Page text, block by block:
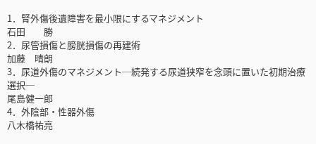
1．腎外傷後遺障害を最小限にするマネジメント
石田 勝
2．尿管損傷と膀胱損傷の再建術
加藤 晴朗
3．尿道外傷のマネジメント─続発する尿道狭窄を念頭に置いた初期治療
選択─
尾島健一郎
4．外陰部・性器外傷
八木橋祐亮